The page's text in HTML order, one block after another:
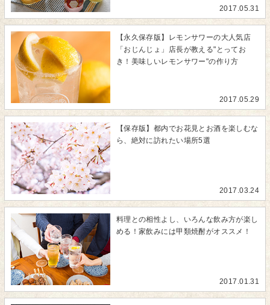
2017.05.31
【永久保存版】レモンサワーの大人気店
「おじんじょ」店長が教える"とってお
き！美味しいレモンサワー"の作り方
2017.05.29
【保存版】都内でお花見とお酒を楽しむな
ら、絶対に訪れたい場所5選
2017.03.24
料理との相性よし、いろんな飲み方が楽し
める！家飲みには甲類焼酎がオススメ！
2017.01.31